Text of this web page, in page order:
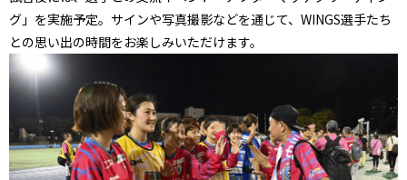
グ」を実施予定。サインや写真撮影などを通じて、WINGS選手たち
との思い出の時間をお楽しみいただけます。